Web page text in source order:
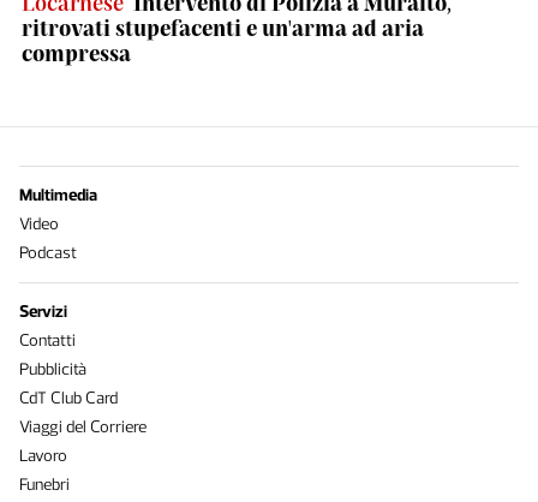
ritrovati stupefacenti e un'arma ad aria
compressa
Multimedia
Video
Podcast
Servizi
Contatti
Pubblicità
CdT Club Card
Viaggi del Corriere
Lavoro
Funebri